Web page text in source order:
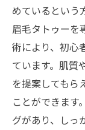
めているという
眉毛タトゥーを
術により、初心
ています。肌質
を提案してもら
ことができます
グがあり、しっ